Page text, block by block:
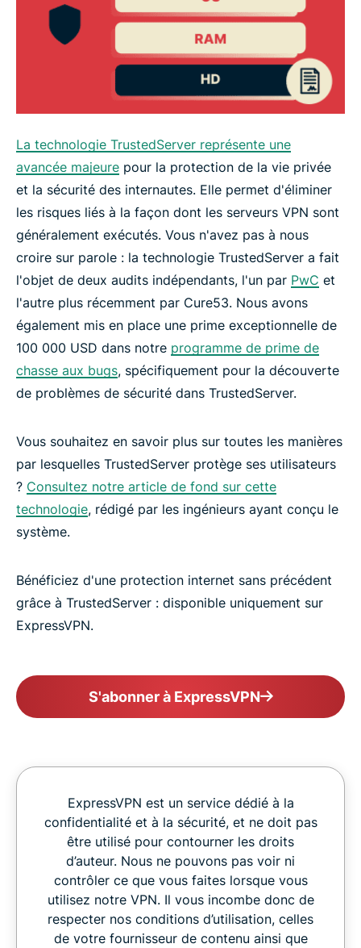
La technologie TrustedServer représente une
avancée majeure pour la protection de la vie privée
et la sécurité des internautes. Elle permet d'éliminer
les risques liés à la façon dont les serveurs VPN sont
généralement exécutés. Vous n'avez pas à nous
croire sur parole : la technologie TrustedServer a fait
l'objet de deux audits indépendants, l'un par PwC et
l'autre plus récemment par Cure53. Nous avons
également mis en place une prime exceptionnelle de
100 000 USD dans notre programme de prime de
chasse aux bugs, spécifiquement pour la découverte
de problèmes de sécurité dans TrustedServer.
Vous souhaitez en savoir plus sur toutes les manières
par lesquelles TrustedServer protège ses utilisateurs
? Consultez notre article de fond sur cette
technologie, rédigé par les ingénieurs ayant conçu le
système.
Bénéficiez d'une protection internet sans précédent
grâce à TrustedServer : disponible uniquement sur
ExpressVPN.
S'abonner à ExpressVPN
ExpressVPN est un service dédié à la
confidentialité et à la sécurité, et ne doit pas
être utilisé pour contourner les droits
d’auteur. Nous ne pouvons pas voir ni
contrôler ce que vous faites lorsque vous
utilisez notre VPN. Il vous incombe donc de
respecter nos conditions d’utilisation, celles
de votre fournisseur de contenu ainsi que